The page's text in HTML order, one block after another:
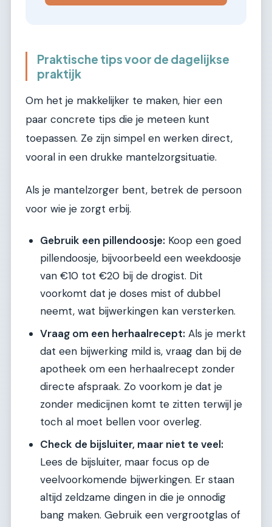
Praktische tips voor de dagelijkse
praktijk
Om het je makkelijker te maken, hier een
paar concrete tips die je meteen kunt
toepassen. Ze zijn simpel en werken direct,
vooral in een drukke mantelzorgsituatie.
Als je mantelzorger bent, betrek de persoon
voor wie je zorgt erbij.
Gebruik een pillendoosje: Koop een goed
pillendoosje, bijvoorbeeld een weekdoosje
van €10 tot €20 bij de drogist. Dit
voorkomt dat je doses mist of dubbel
neemt, wat bijwerkingen kan versterken.
Vraag om een herhaalrecept: Als je merkt
dat een bijwerking mild is, vraag dan bij de
apotheek om een herhaalrecept zonder
directe afspraak. Zo voorkom je dat je
zonder medicijnen komt te zitten terwijl je
toch al moet bellen voor overleg.
Check de bijsluiter, maar niet te veel:
Lees de bijsluiter, maar focus op de
veelvoorkomende bijwerkingen. Er staan
altijd zeldzame dingen in die je onnodig
bang maken. Gebruik een vergrootglas of